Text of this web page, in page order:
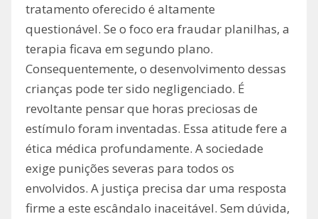
tratamento oferecido é altamente
questionável. Se o foco era fraudar planilhas, a
terapia ficava em segundo plano.
Consequentemente, o desenvolvimento dessas
crianças pode ter sido negligenciado. É
revoltante pensar que horas preciosas de
estímulo foram inventadas. Essa atitude fere a
ética médica profundamente. A sociedade
exige punições severas para todos os
envolvidos. A justiça precisa dar uma resposta
firme a este escândalo inaceitável. Sem dúvida,